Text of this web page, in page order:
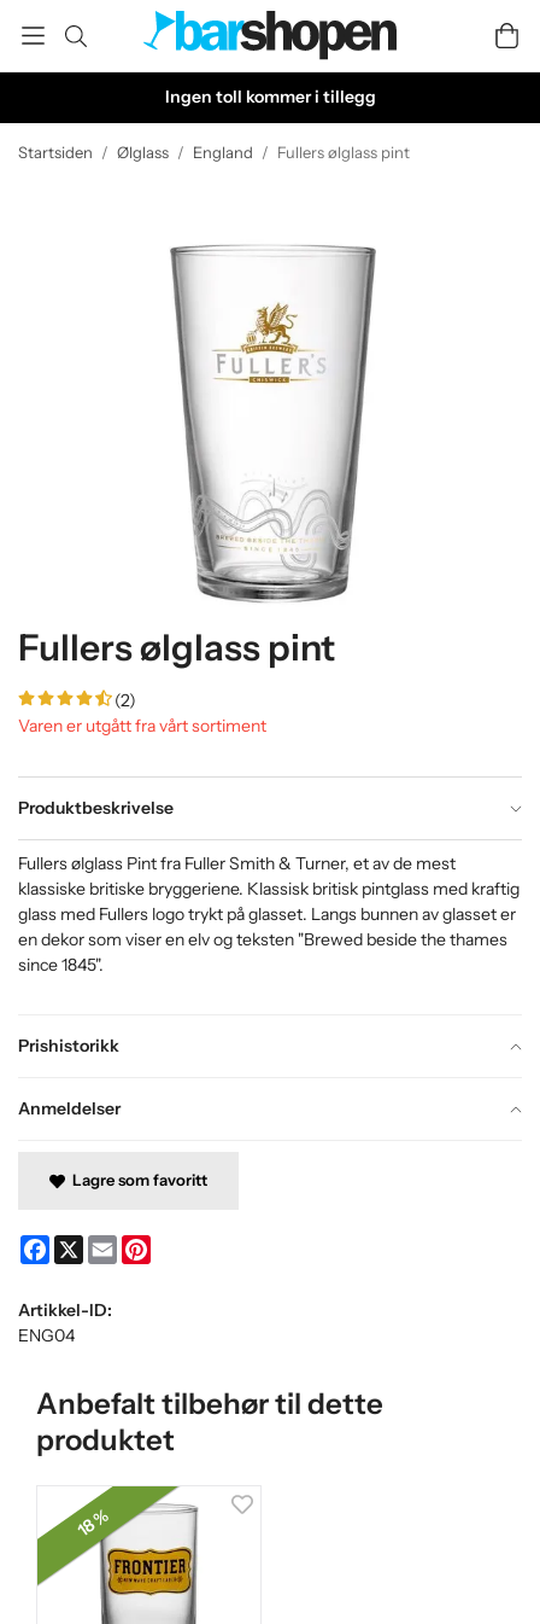
Ingen toll kommer i tillegg
Startsiden / Ølglass / England / Fullers ølglass pint
Fullers ølglass pint
(2)
Varen er utgått fra vårt sortiment
Produktbeskrivelse
Prishistorikk
Anmeldelser
Fullers ølglass Pint fra Fuller Smith & Turner, et av de mest
klassiske britiske bryggeriene. Klassisk britisk pintglass med kraftig
glass med Fullers logo trykt på glasset. Langs bunnen av glasset er
en dekor som viser en elv og teksten "Brewed beside the thames
since 1845".
Lagre som favoritt
Facebook
X Email
Artikkel-ID:
ENG04
Anbefalt tilbehør til dette
produktet
18 %